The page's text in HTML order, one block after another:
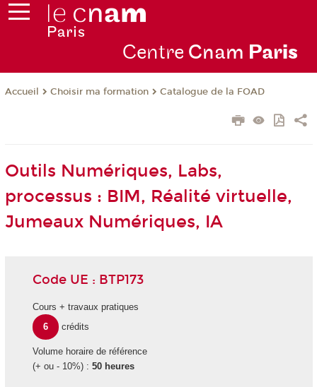
Centre Cnam Paris
Accueil Choisir ma formation Catalogue de la FOAD
Outils Numériques, Labs,
processus : BIM, Réalité virtuelle,
Jumeaux Numériques, IA
Code UE : BTP173
Cours + travaux pratiques
6
crédits
Volume horaire de référence
(+ ou - 10%) : 50 heures